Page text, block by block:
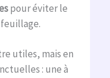
pour éviter le
utiles, mais en
: une à